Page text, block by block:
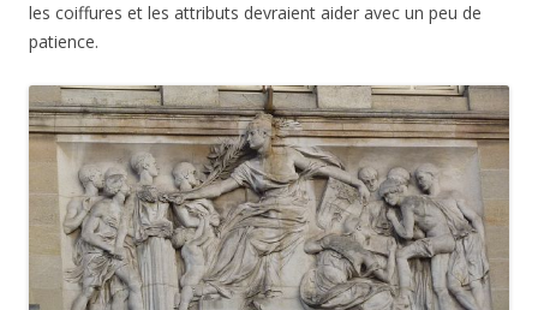
les coiffures et les attributs devraient aider avec un peu de
patience.